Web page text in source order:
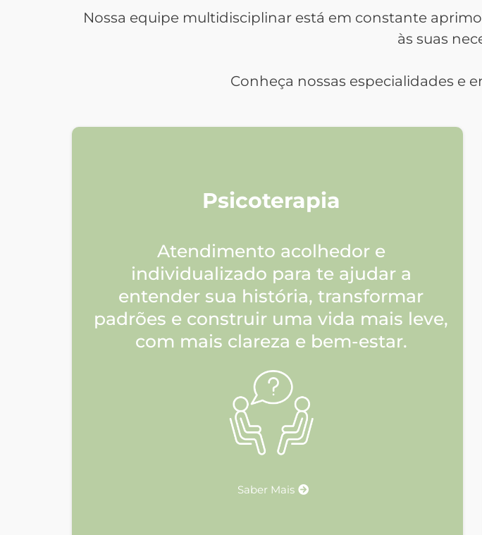
Nossa equipe multidisciplinar está em constante
às suas
Conheça nossas especialidades e
Psicoterapia
Atendimento acolhedor e
individualizado para te ajudar a
entender sua história, transformar
padrões e construir uma vida mais leve,
com mais clareza e bem-estar.
Saber Mais